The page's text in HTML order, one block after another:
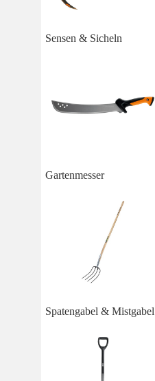
Sensen & Sicheln
Gartenmesser
Spatengabel & Mistgabel